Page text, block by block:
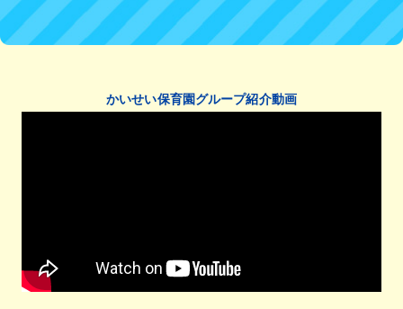
かいせい保育園グループ紹介動画